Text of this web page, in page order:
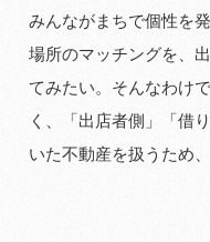
みんながまちで個性を
場所のマッチングを、
てみたい。そんなわけ
く、「出店者側」「借
いた不動産を扱うため